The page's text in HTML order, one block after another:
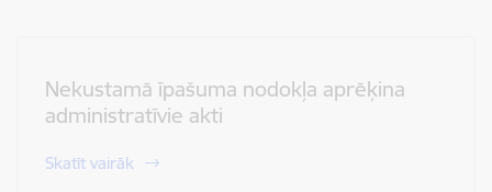
Nekustamā īpašuma nodokļa aprēķina
administratīvie akti
Skatīt vairāk